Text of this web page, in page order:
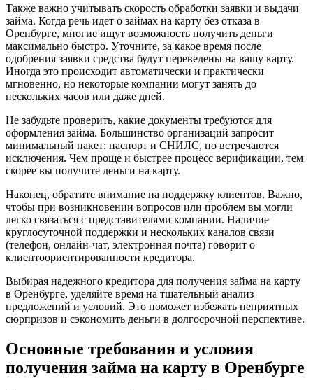
Также важно учитывать скорость обработки заявки и выдачи
займа. Когда речь идет о займах на карту без отказа в
Оренбурге, многие ищут возможность получить деньги
максимально быстро. Уточните, за какое время после
одобрения заявки средства будут переведены на вашу карту.
Иногда это происходит автоматически и практически
мгновенно, но некоторые компании могут занять до
нескольких часов или даже дней.
Не забудьте проверить, какие документы требуются для
оформления займа. Большинство организаций запросит
минимальный пакет: паспорт и СНИЛС, но встречаются
исключения. Чем проще и быстрее процесс верификации, тем
скорее вы получите деньги на карту.
Наконец, обратите внимание на поддержку клиентов. Важно,
чтобы при возникновении вопросов или проблем вы могли
легко связаться с представителями компании. Наличие
круглосуточной поддержки и нескольких каналов связи
(телефон, онлайн-чат, электронная почта) говорит о
клиентоориентированности кредитора.
Выбирая надежного кредитора для получения займа на карту
в Оренбурге, уделяйте время на тщательный анализ
предложений и условий. Это поможет избежать неприятных
сюрпризов и сэкономить деньги в долгосрочной перспективе.
Основные требования и условия
получения займа на карту в Оренбурге